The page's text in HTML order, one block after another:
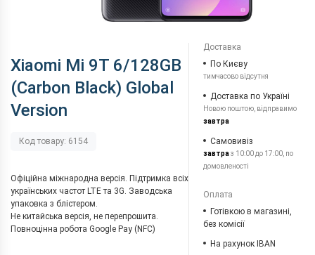
Xiaomi Mi 9T 6/128GB
(Carbon Black) Global
Version
Код товару: 6154
Офіційна міжнародна версія. Підтримка всіх
українських частот LTE та 3G. Заводська
упаковка з блістером.
Не китайська версія, не перепрошита.
Повноцінна робота Google Pay (NFC)
Доставка
По Києву
тимчасово відсутня
Доставка по Україні
Новою поштою, відправимо
завтра
Самовивіз
завтраз 10:00 до 17:00, по
домовленості
Оплата
Готівкою в магазині,
без комісії
На рахунок IBAN